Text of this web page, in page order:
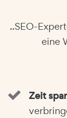
..SEO-
eine
Zeit